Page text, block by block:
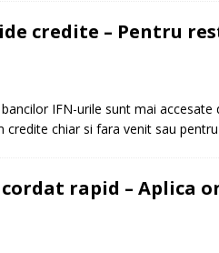
credite – Pentru
IFN-urile sunt mai accesate
chiar si fara venit sau
rapid – Aplica